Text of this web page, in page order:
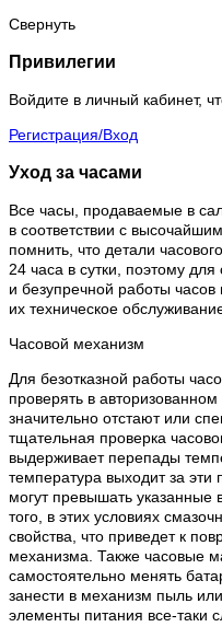
Свернуть
Привилегии
Войдите в личный кабинет,
Регистрация/Вход
Уход за часами
Все часы, продаваемые в
в соответствии с
помнить, что детали
24 часа в сутки, поэтому
и безупречной работы
их техническое
Часовой механизм
Для безотказной работы
проверять в
значительно отстают или
тщательная проверка
выдерживает перепады
температура выходит за
могут превышать
того, в этих условиях
свойства, что приведет к
механизма. Также часовые
самостоятельно менять
занести в механизм пыль
элементы питания все-таки